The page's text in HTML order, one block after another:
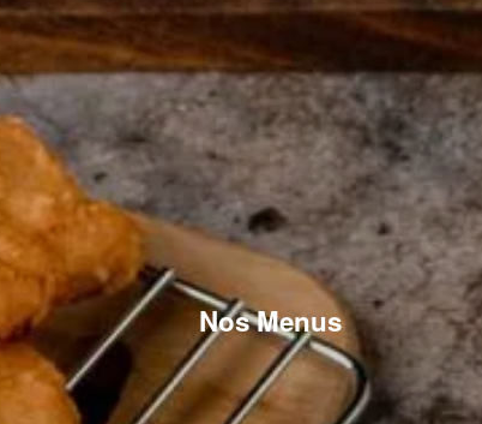
Nos Menus